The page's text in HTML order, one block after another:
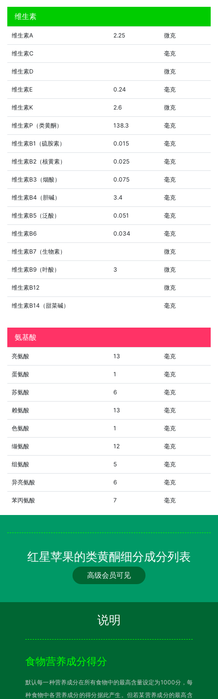
维生素
维生素A 2.25 微克
维生素C 毫克
维生素D 微克
维生素E 0.24 毫克
维生素K 2.6 微克
维生素P（类黄酮） 138.3 毫克
维生素B1（硫胺素） 0.015 毫克
维生素B2（核黄素） 0.025 毫克
维生素B3（烟酸） 0.075 毫克
维生素B4（胆碱） 3.4 毫克
维生素B5（泛酸） 0.051 毫克
维生素B6 0.034 毫克
维生素B7（生物素） 微克
维生素B9（叶酸） 3 微克
维生素B12 微克
维生素B14（甜菜碱） 毫克
氨基酸
亮氨酸 13 毫克
蛋氨酸 1 毫克
苏氨酸 6 毫克
赖氨酸 13 毫克
色氨酸 1 毫克
缬氨酸 12 毫克
组氨酸 5 毫克
异亮氨酸 6 毫克
苯丙氨酸 7 毫克
红星苹果的类黄酮细分成分列表
高级会员可见
说明
食物营养成分得分
默认每一种营养成分在所有食物中的最高含量设定为1000分，每
种食物中各营养成分的得分据此产生。但若某营养成分的最高含